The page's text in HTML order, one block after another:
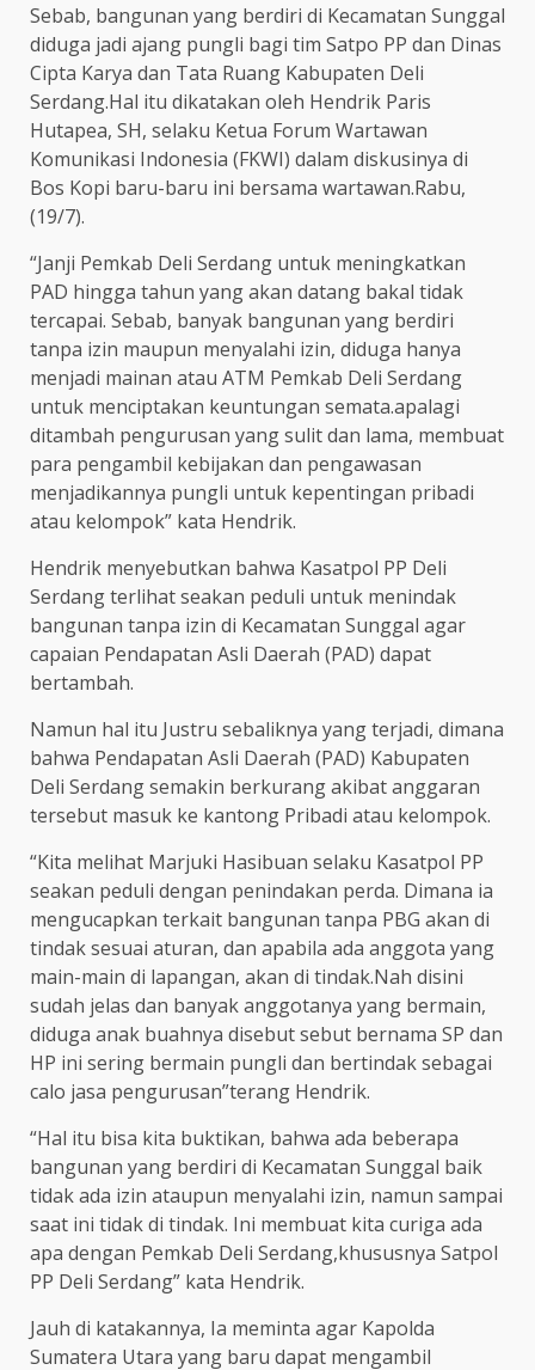
Sebab, bangunan yang berdiri di Kecamatan Sunggal
diduga jadi ajang pungli bagi tim Satpo PP dan Dinas
Cipta Karya dan Tata Ruang Kabupaten Deli
Serdang.Hal itu dikatakan oleh Hendrik Paris
Hutapea, SH, selaku Ketua Forum Wartawan
Komunikasi Indonesia (FKWI) dalam diskusinya di
Bos Kopi baru-baru ini bersama wartawan.Rabu,
(19/7).
“Janji Pemkab Deli Serdang untuk meningkatkan
PAD hingga tahun yang akan datang bakal tidak
tercapai. Sebab, banyak bangunan yang berdiri
tanpa izin maupun menyalahi izin, diduga hanya
menjadi mainan atau ATM Pemkab Deli Serdang
untuk menciptakan keuntungan semata.apalagi
ditambah pengurusan yang sulit dan lama, membuat
para pengambil kebijakan dan pengawasan
menjadikannya pungli untuk kepentingan pribadi
atau kelompok” kata Hendrik.
Hendrik menyebutkan bahwa Kasatpol PP Deli
Serdang terlihat seakan peduli untuk menindak
bangunan tanpa izin di Kecamatan Sunggal agar
capaian Pendapatan Asli Daerah (PAD) dapat
bertambah.
Namun hal itu Justru sebaliknya yang terjadi, dimana
bahwa Pendapatan Asli Daerah (PAD) Kabupaten
Deli Serdang semakin berkurang akibat anggaran
tersebut masuk ke kantong Pribadi atau kelompok.
“Kita melihat Marjuki Hasibuan selaku Kasatpol PP
seakan peduli dengan penindakan perda. Dimana ia
mengucapkan terkait bangunan tanpa PBG akan di
tindak sesuai aturan, dan apabila ada anggota yang
main-main di lapangan, akan di tindak.Nah disini
sudah jelas dan banyak anggotanya yang bermain,
diduga anak buahnya disebut sebut bernama SP dan
HP ini sering bermain pungli dan bertindak sebagai
calo jasa pengurusan”terang Hendrik.
“Hal itu bisa kita buktikan, bahwa ada beberapa
bangunan yang berdiri di Kecamatan Sunggal baik
tidak ada izin ataupun menyalahi izin, namun sampai
saat ini tidak di tindak. Ini membuat kita curiga ada
apa dengan Pemkab Deli Serdang,khususnya Satpol
PP Deli Serdang” kata Hendrik.
Jauh di katakannya, Ia meminta agar Kapolda
Sumatera Utara yang baru dapat mengambil